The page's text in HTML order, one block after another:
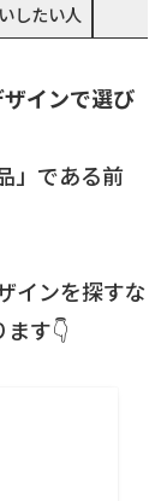
したい人
インで選び
」である前
インを探すな
す👇